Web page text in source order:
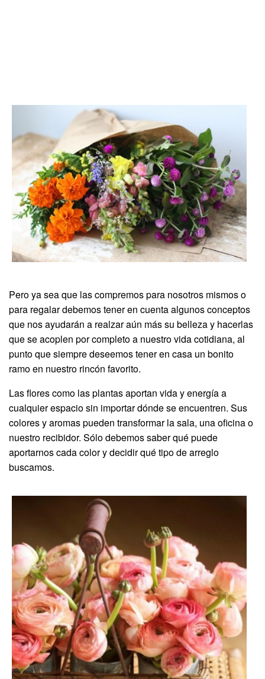
Pero ya sea que las compremos para nosotros mismos o
para regalar debemos tener en cuenta algunos conceptos
que nos ayudarán a realzar aún más su belleza y hacerlas
que se acoplen por completo a nuestro vida cotidiana, al
punto que siempre deseemos tener en casa un bonito
ramo en nuestro rincón favorito.
Las flores como las plantas aportan vida y energía a
cualquier espacio sin importar dónde se encuentren. Sus
colores y aromas pueden transformar la sala, una oficina o
nuestro recibidor. Sólo debemos saber qué puede
aportarnos cada color y decidir qué tipo de arreglo
buscamos.